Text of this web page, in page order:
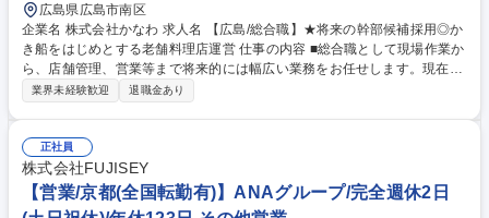
広島県広島市南区
企業名 株式会社かなわ 求人名 【広島/総合職】★将来の幹部候補採用◎か
き船をはじめとする老舗料理店運営 仕事の内容 ■総合職として現場作業か
ら、店舗管理、営業等まで将来的には幅広い業務をお任せします。現在1
名の社員が業務を行っているため、その社員と分担しながら業務を遂行し
牡蠣というと冬のイメージを持たれるかもしれませんが、当社では魚や肉
を利用した商品も取り扱っております。トレンドを察知しタイムリーな商
品提案をすることが重要となります。 募集職種 【広島/総合職】★将来の
幹部候補採用◎かき船をはじめとする老舗料理店運営
業界未経験歓迎 退職金あり
正社員
株式会社FUJISEY
【営業/京都(全国転勤有)】ANAグループ/完全週休2日